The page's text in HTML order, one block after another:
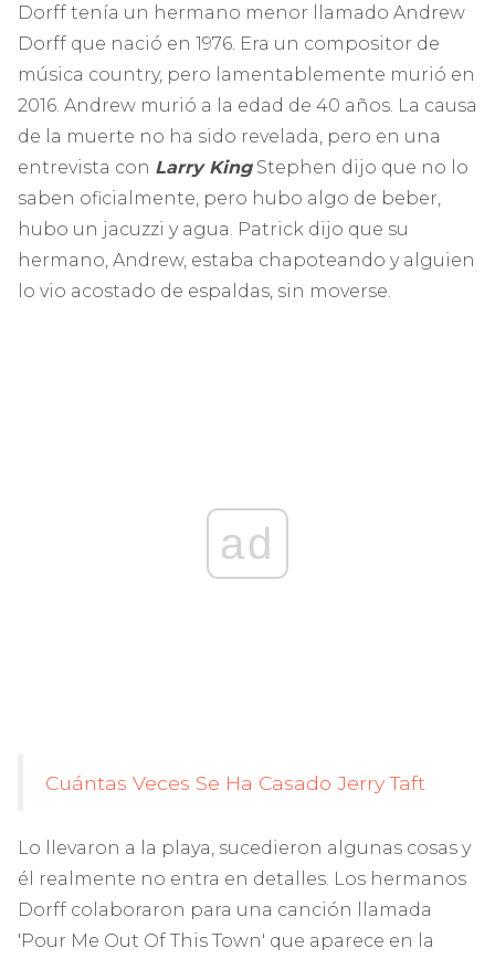
Dorff tenía un hermano menor llamado Andrew
Dorff que nació en 1976. Era un compositor de
música country, pero lamentablemente murió en
2016. Andrew murió a la edad de 40 años. La causa
de la muerte no ha sido revelada, pero en una
entrevista con Larry King Stephen dijo que no lo
saben oficialmente, pero hubo algo de beber,
hubo un jacuzzi y agua. Patrick dijo que su
hermano, Andrew, estaba chapoteando y alguien
lo vio acostado de espaldas, sin moverse.
ad
Cuántas Veces Se Ha Casado Jerry Taft
Lo llevaron a la playa, sucedieron algunas cosas y
él realmente no entra en detalles. Los hermanos
Dorff colaboraron para una canción llamada
'Pour Me Out Of This Town' que aparece en la